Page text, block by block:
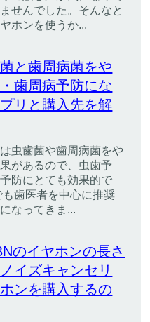
せんでした。そんなと
ホンを使うか...
と歯周病菌をや
歯周病予防にな
リと購入先を解
虫歯菌や歯周病菌をや
があるので、虫歯予
防にとても効果的で
も歯医者を中心に推奨
なってきま...
のイヤホンの長さ
イズキャンセリ
ンを購入するの